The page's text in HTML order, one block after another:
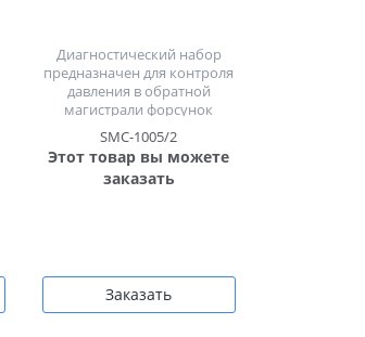
Диагностический набор
предназначен для контроля
давления в обратной
магистрали форсунок
Rail Siemens, Bosch, Delphi
SMC-1005/2
Этот товар вы можете
заказать
Заказать